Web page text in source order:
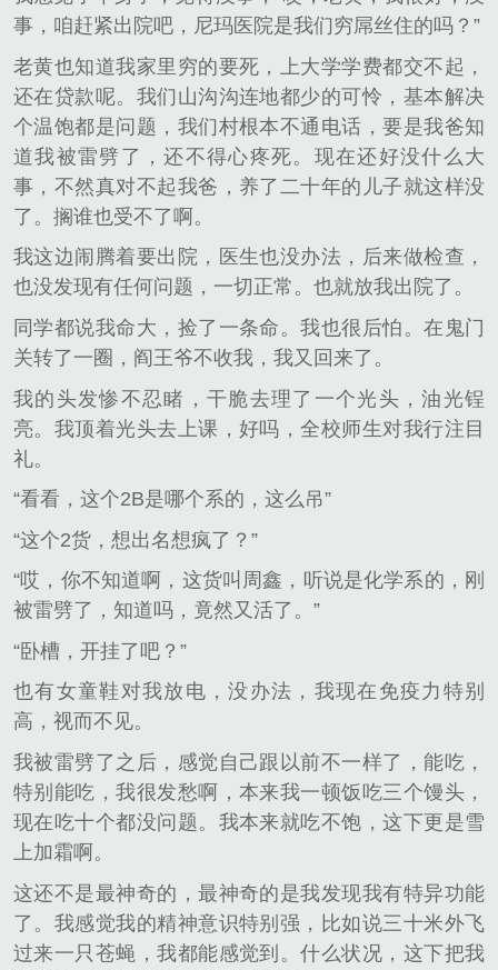
事，咱赶紧出院吧，尼玛医院是我们穷屌丝住的吗？”
老黄也知道我家里穷的要死，上大学学费都交不起，
还在贷款呢。我们山沟沟连地都少的可怜，基本解决
个温饱都是问题，我们村根本不通电话，要是我爸知
道我被雷劈了，还不得心疼死。现在还好没什么大
事，不然真对不起我爸，养了二十年的儿子就这样没
了。搁谁也受不了啊。
我这边闹腾着要出院，医生也没办法，后来做检查，
也没发现有任何问题，一切正常。也就放我出院了。
同学都说我命大，捡了一条命。我也很后怕。在鬼门
关转了一圈，阎王爷不收我，我又回来了。
我的头发惨不忍睹，干脆去理了一个光头，油光锃
亮。我顶着光头去上课，好吗，全校师生对我行注目
礼。
“看看，这个2B是哪个系的，这么吊”
“这个2货，想出名想疯了？”
“哎，你不知道啊，这货叫周鑫，听说是化学系的，刚
被雷劈了，知道吗，竟然又活了。”
“卧槽，开挂了吧？”
也有女童鞋对我放电，没办法，我现在免疫力特别
高，视而不见。
我被雷劈了之后，感觉自己跟以前不一样了，能吃，
特别能吃，我很发愁啊，本来我一顿饭吃三个馒头，
现在吃十个都没问题。我本来就吃不饱，这下更是雪
上加霜啊。
这还不是最神奇的，最神奇的是我发现我有特异功能
了。我感觉我的精神意识特别强，比如说三十米外飞
过来一只苍蝇，我都能感觉到。什么状况，这下把我